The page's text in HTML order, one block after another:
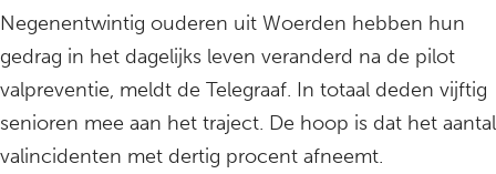
Negenentwintig ouderen uit Woerden hebben hun
gedrag in het dagelijks leven veranderd na de pilot
valpreventie, meldt de Telegraaf. In totaal deden vijftig
senioren mee aan het traject. De hoop is dat het aantal
valincidenten met dertig procent afneemt.